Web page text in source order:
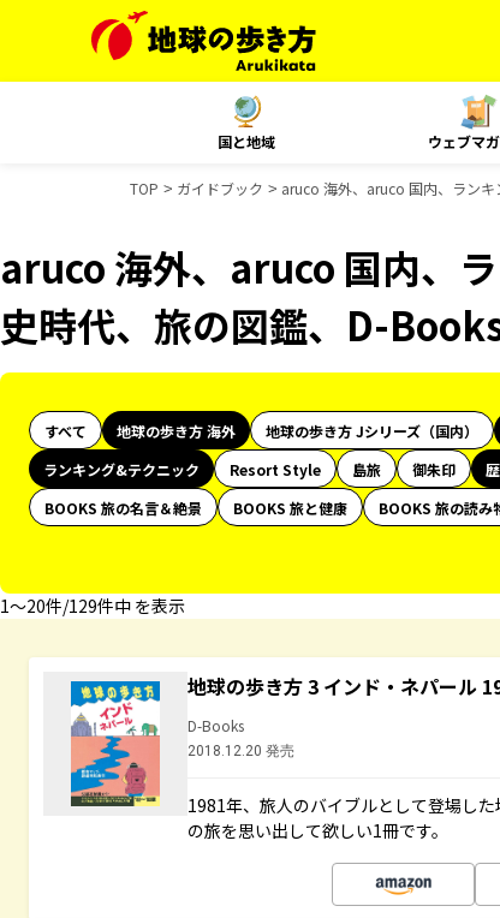
国と地域 ウェブマ
TOP ガイドブック aruco 海外、aruco 国内、ラン
aruco 海外、aruco 国内、
史時代、旅の図鑑、D-
すべて 地球の歩き方 海外 地球の歩き方 Jシリーズ（国内）
ランキング&テクニック
Resort Style 島旅 御朱印
BOOKS 旅の名言＆絶景
BOOKS 旅と健康 BOOKS 旅の読み
1〜20件/129件中 を表示
地球の歩き方 3 インド・ネパール
D-Books
2018.12.20 発売
1981年、旅人のバイブルとして登場し
の旅を思い出して欲しい1冊です。